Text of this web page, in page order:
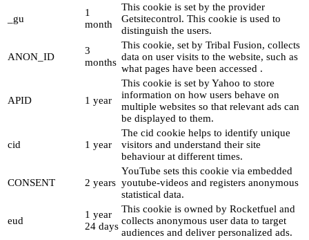
_gu
1
month
This cookie is set by the provider
Getsitecontrol. This cookie is used to
distinguish the users.
ANON_ID
3
months
This cookie, set by Tribal Fusion, collects
data on user visits to the website, such as
what pages have been accessed .
APID 1 year
This cookie is set by Yahoo to store
information on how users behave on
multiple websites so that relevant ads can
be displayed to them.
cid 1 year
The cid cookie helps to identify unique
visitors and understand their site
behaviour at different times.
CONSENT 2 years
YouTube sets this cookie via embedded
youtube-videos and registers anonymous
statistical data.
eud
1 year
24 days
This cookie is owned by Rocketfuel and
collects anonymous user data to target
audiences and deliver personalized ads.